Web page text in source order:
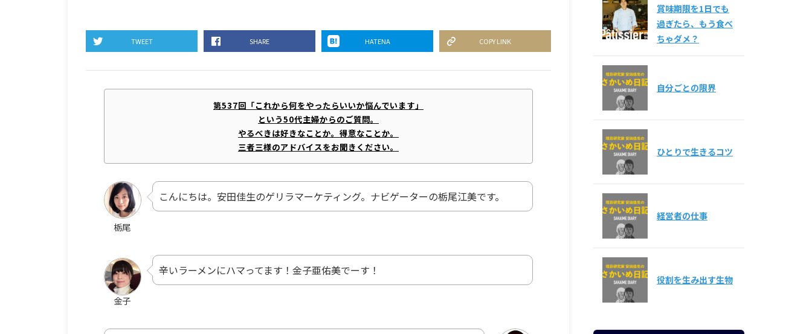
TWEET SHARE HATENA COPY LINK
第537回「これから何をやったらいいか悩んでいます」
という50代主婦からのご質問。
やるべきは好きなことか。得意なことか。
三者三様のアドバイスをお聞きください。
栃尾
こんにちは。安田佳生のゲリラマーケティング。ナビゲーターの栃尾江美です。
金子
辛いラーメンにハマってます！金子亜佑美でーす！
賞味期限を1日でも
過ぎたら、もう食べ
ちゃダメ？
自分ごとの限界
ひとりで生きるコツ
経営者の仕事
役割を生み出す生物